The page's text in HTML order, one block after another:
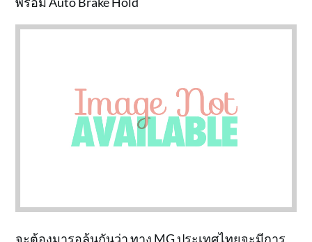
จะต้องมารอลุ้นกันว่า ทาง MG ประเทศไทยจะมีการ